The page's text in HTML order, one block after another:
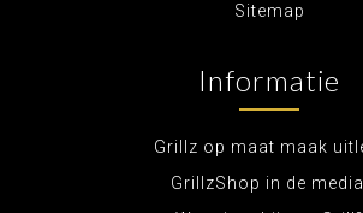
Sitemap
Informatie
Grillz op maat maak
GrillzShop in de